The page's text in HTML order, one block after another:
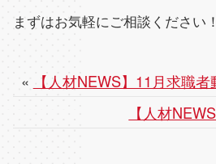
まずはお気軽にご相談ください！
«
【人材NEWS】11月求職
【人材